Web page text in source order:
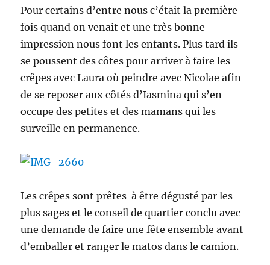
Pour certains d’entre nous c’était la première
fois quand on venait et une très bonne
impression nous font les enfants. Plus tard ils
se poussent des côtes pour arriver à faire les
crêpes avec Laura où peindre avec Nicolae afin
de se reposer aux côtés d’Iasmina qui s’en
occupe des petites et des mamans qui les
surveille en permanence.
Les crêpes sont prêtes à être dégusté par les
plus sages et le conseil de quartier conclu avec
une demande de faire une fête ensemble avant
d’emballer et ranger le matos dans le camion.